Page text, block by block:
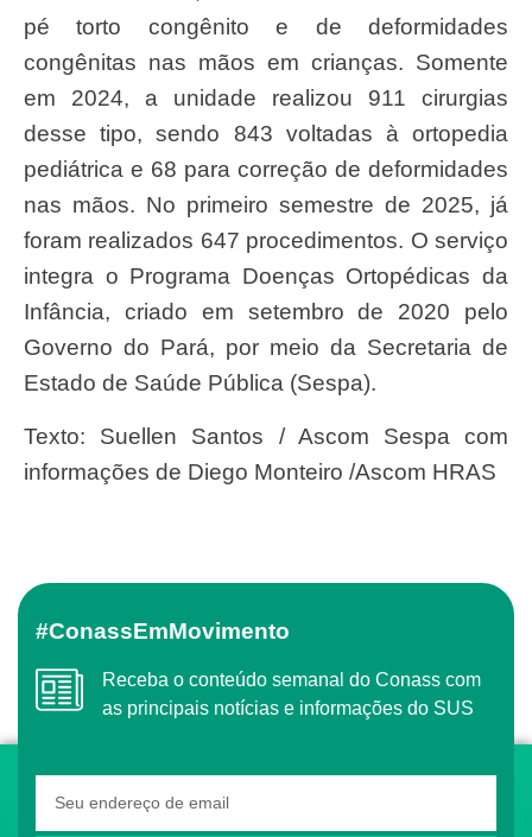
pé torto congênito e de deformidades
congênitas nas mãos em crianças. Somente
em 2024, a unidade realizou 911 cirurgias
desse tipo, sendo 843 voltadas à ortopedia
pediátrica e 68 para correção de deformidades
nas mãos. No primeiro semestre de 2025, já
foram realizados 647 procedimentos. O serviço
integra o Programa Doenças Ortopédicas da
Infância, criado em setembro de 2020 pelo
Governo do Pará, por meio da Secretaria de
Estado de Saúde Pública (Sespa).
Texto: Suellen Santos / Ascom Sespa com
informações de Diego Monteiro /Ascom HRAS
#ConassEmMovimento
Receba o conteúdo semanal do Conass com
as principais notícias e informações do SUS